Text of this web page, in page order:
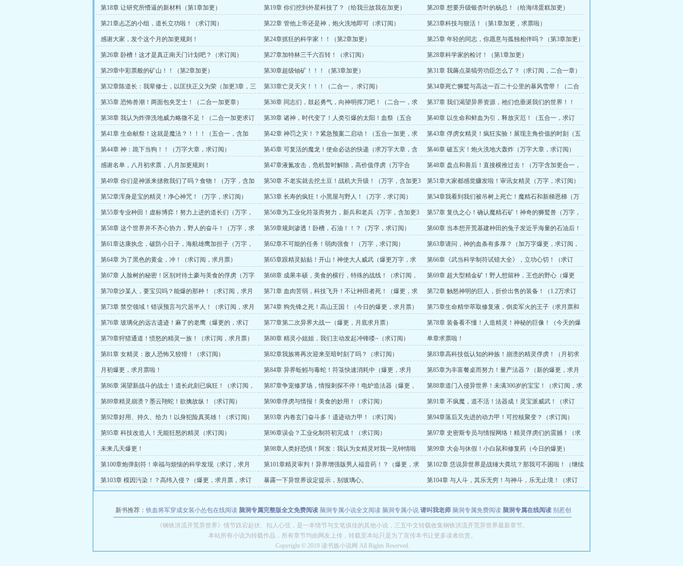
第18章 让研究所懵逼的新材料（第1章加更） 第19章 你们挖到外星科技了？（给我亖故我在加更） 第20章 想要升级银杏叶的杨总！（给海绵蛋糕加更）
第21章忐忑的小组，道长立功啦！（求订阅） 第22章 管他上帝还是神，炮火洗地即可（求订阅） 第23章科技与狠活！（第1章加更，求票啦）
感谢大家，发个这个月的加更规则！ 第24章抓狂的科学家！！（第2章加更） 第25章 年轻的同志，你愿意与孤独相伴吗？（第3章加更）
第26章 卧槽！这才是真正南天门计划吧？（求订阅） 第27章加特林三千六百转！（求订阅） 第28章科学家的检讨！（第1章加更）
第29章中彩票般的矿山！！（第2章加更） 第30章超级铀矿！！！（第3章加更） 第31章 我薅点菜犒劳功臣怎么了？（求订阅，二合一章）
第32章陈道长：我辈修士，以匡扶正义为荣（加更3章，三
合一）
第33章亡灵天灾！！！（二合一， 求订阅）
第34章死亡狮鹫与高达一百二十公里的暴风雪带！（二合
一加更章）
第35章 恐怖兽潮！两面包夹芝士！（二合一加更章）
第36章 同志们，鼓起勇气，向神明挥刀吧！（二合一，求
订阅）
第37章 我们渴望异界资源，祂们也垂涎我们的世界！！
（加更，求订阅）
第38章 我认为炸弹洗地威力略微不足！（二合一加更求订
阅）
第39章 诸神，时代变了！人类引爆的太阳！血祭（五合
一）
第40章 以生命和鲜血为引，释放灾厄！（五合一，求订
阅）
第41章 生命献祭！这就是魔法？！！！（五合一，含加
更，求订阅）
第42章 神罚之灾！？紧急预案二启动！（五合一加更，求
订阅）
第43章 俘虏女精灵！疯狂实验！展现主角价值的时刻（五
合一，求订阅）
第44章 神：跪下当狗！！（万字大章，求订阅）
第45章 可复活的魔龙！使命必达的快递（求万字大章，含
加更）
第46章 破五灾！炮火洗地大轰炸（万字大章，求订阅）
感谢名单，八月初求票，八月加更规则！
第47章液氮攻击，危机暂时解除，高价值俘虏（万字合
一）
第48章 盘点和善后！直接横推过去！（万字含加更合一，
求订阅）
第49章 你们是神派来拯救我们了吗？食物！（万字，含加
更三章）
第50章 不老实就去挖土豆！战机大升级！（万字，含加更3
章）
第51章大家都感觉赚发啦！审讯女精灵（万字，求订阅）
第52章浑身是宝的精灵！净心神咒！（万字，求订阅） 第53章 长寿的疯狂！小黑屋与野人！（万字，求订阅）
第54章我看到我们被吊树上死亡！魔精石和新梯恩梯（万
字，求订阅）
第55章专业种田！虚标博弈！努力上进的道长们（万字，
求订阅）
第56章为工业化符箓而努力，新兵和老兵（万字，含加更3
章，求订阅）
第57章 复仇之心！确认魔精石矿！神奇的狮鹫兽（万字，
求订阅）
第58章 这个世界并不齐心协力，野人的奋斗！（万字，求
订阅）
第59章规则渗透！卧槽，石油！！？（万字，求订阅）
第60章 当本想开荒基建种田的兔子发近乎海量的石油后！
（万字，求订阅）
第61章达康执念，破防小日子，海航雄鹰加担子（万字，
含加更，求订阅）
第62章不可能的任务！弱肉强食！（万字，求订阅）
第63章请问，神的血条有多厚？（加万字爆更，求订阅，
求月票）
第64章 为了黑色的黄金，冲！（求订阅，求月票）
第65章跟精灵贴贴！开山！神使大人威武（爆更万字，求
订，求月票）
第66章《武当科学制符试错大全》，立功心切！（求订
阅，求月票）
第67章 人脸树的秘密！区别对待土豪与美食的俘虏（万字
的爆更，求月票）
第68章 成果丰硕，美食的横行，特殊的战线！（求订阅，
求月票）
第69章 超大型精金矿！野人想留种，王也的野心（爆更
的，求月票）
第70章沙某人，要宝贝吗？能爆的那种！（求订阅，求月
票）
第71章 血肉苦弱，科技飞升！不让种田者死！（爆更，求
月票）
第72章 触怒神明的巨人，折价出售的装备！（1.2万求订
阅，求月票）
第73章 禁空领域！错误预言与穴居半人！（求订阅，求月
票）
第74章 狗先锋之死！高山王国！（今日的爆更，求月票）
第75章生命精华萃取修复液，倒卖军火的王子（求月票和
订阅）
第76章 玻璃化的远古遗迹！麻了的老鹰（爆更的，求订
阅，求月票！）
第77章第二次异界大战一（爆更，月底求月票）
第78章 装备看不懂！人造精灵！神秘的巨像！（今天的爆
更求月票）
第79章狩猎通道！愤怒的精灵一族！（求订阅，求月票） 第80章 精灵小姐姐，我们主动发起冲锋喽~（求订阅） 单章求票啦！
第81章 女精灵：敌人恐怖又狡猾！（求订阅） 第82章我族将再次迎来至暗时刻了吗？（求订阅）
第83章高科技低认知的种族！崩溃的精灵俘虏！（月初求
月票啦！）
月初爆更，求月票啦！
第84章 异界蚯蚓与毒蛇！符箓快速消耗中（爆更，求月
票）
第85章为丰富餐桌而努力！量产法器？（新的爆更，求月
票啊）
第86章 渴望新战斗的战士！道长此刻已疯狂！（求订阅，
求月票）
第87章争宠修罗场，情报刺探不停！电炉造法器（爆更，
求月票）
第88章道门入侵异世界！未满300岁的宝宝！（求订阅，求
票）
第89章精灵崩溃？墨云翔蛇！欲擒故纵！（求订阅） 第90章俘虏与情报！美食的妙用！（求订阅）
第91章 不疯魔，道不活！法器成！灵宝派威武！（求订
阅）
第92章好用、持久、给力！以身犯险真英雄！（求订阅） 第93章 内卷玄门奋斗多！遗迹动力甲！（求订阅） 第94章落后又先进的动力甲！可控核聚变？（求订阅）
第95章 科技改造人！无能狂怒的精灵（求订阅） 第96章误会？工业化制符初完成！（求订阅）
第97章 史密斯专员与情报网络！精灵俘虏们的震撼！（求
订阅）
未来几天爆更！
第98章人类好恐惧！阿发：我认为女精灵对我一见钟情啦
（爆更求月票）
第99章 大会与休假！小白鼠和修复药（今日的爆更）
第100章炮弹刻符！幸福与烦恼的科学发现（求订，求月
票）
第101章精灵审判！异界增强版男人福音药！？（爆更，求
月票和订阅）
第102章 恁说异世界是战锤大粪坑？那我可不困啦！（继续
爆更，求月票）
第103章 模因污染！？高纬入侵？（爆更，求月票，求订
阅）
暴露一下异世界设定提示，别玻璃心。
第104章 与人斗，其乐无穷！与神斗，乐无止境！（求订
阅）
新书推荐： 铁血将军穿成女装小怂包在线阅读 脑洞专属完整版全文免费阅读 脑洞专属小说全文阅读 脑洞专属小说 请叫我老师 脑洞专属免费阅读 脑洞专属在线阅读 别惹创
世者
穿书第一天就结婚小说全文阅读
《钢铁洪流开荒异世界》情节跌宕起伏、扣人心弦，是一本情节与文笔俱佳的其他小说，三五中文转载收集钢铁洪流开荒异世界最新章节。
本站所有小说为转载作品，所有章节均由网友上传，转载至本站只是为了宣传本书让更多读者欣赏。
Copyright © 2019 读书族小说网 All Rights Reserved.